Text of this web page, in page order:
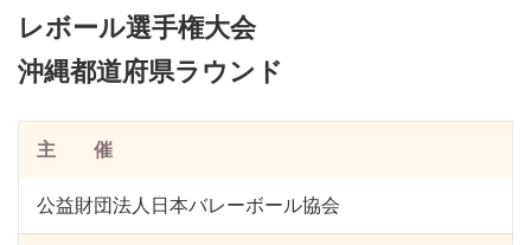
レボール選手権大会
沖縄都道府県ラウンド
主 催
公益財団法人日本バレーボール協会